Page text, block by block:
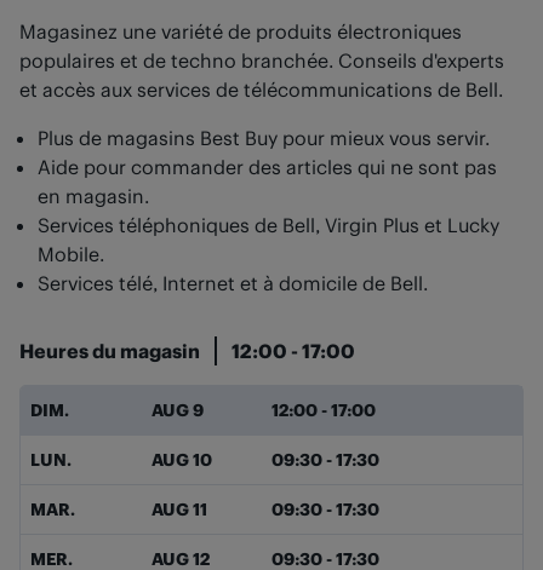
Magasinez une variété de produits électroniques
populaires et de techno branchée. Conseils d'experts
et accès aux services de télécommunications de Bell.
Plus de magasins Best Buy pour mieux vous servir.
Aide pour commander des articles qui ne sont pas
en magasin.
Services téléphoniques de Bell, Virgin Plus et Lucky
Mobile.
Services télé, Internet et à domicile de Bell.
Heures du magasin 12:00 - 17:00
Jour de la semaine Heures
DIM. AUG 9 12:00-17:00
LUN. AUG 10 09:30-17:30
MAR. AUG 11 09:30-17:30
MER. AUG 12 09:30-17:30